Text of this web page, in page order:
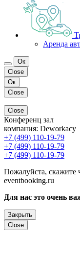
Аренда
Ок
Close
Ок
Close
Close
Конференц зал
компания: Deworkacy
+7 (499) 110-19-79
+7 (499) 110-19-79
+7 (499) 110-19-79
Пожалуйста, скажите
eventbooking.ru
Для нас это очень
Закрыть
Close